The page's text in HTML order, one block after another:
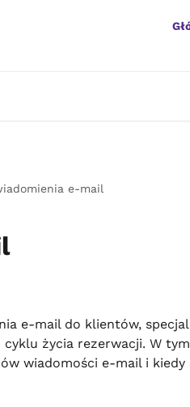
e-mail
e-mail do klientów,
życia rezerwacji. W tym
wiadomości e-mail i kiedy